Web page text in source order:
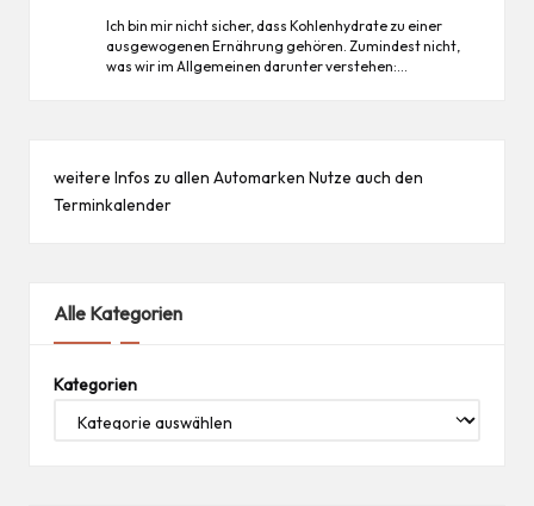
Ich bin mir nicht sicher, dass Kohlenhydrate zu einer
ausgewogenen Ernährung gehören. Zumindest nicht,
was wir im Allgemeinen darunter verstehen:…
weitere Infos zu allen Automarken Nutze auch den
Terminkalender
Alle Kategorien
Kategorien